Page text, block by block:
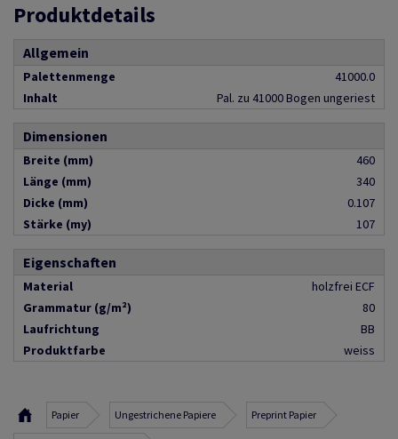
Produktdetails
Allgemein
Palettenmenge
41000.0
Inhalt
Pal. zu 41000 Bogen ungeriest
Dimensionen
Breite (mm)
460
Länge (mm)
340
Dicke (mm)
0.107
Stärke (my)
107
Eigenschaften
Material
holzfrei ECF
Grammatur (g/m²)
80
Laufrichtung
BB
Produktfarbe
weiss
Papier Ungestrichene Papiere Preprint Papier